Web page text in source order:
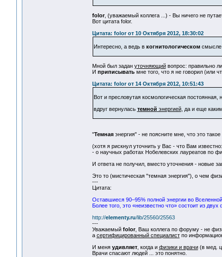
folor, (уважаемый коллега ...) - Вы ничего не
Вот цитата folor.
Цитата: folor от 10 Октября 2012, 18:30:02
Интересно, а ведь в когнитологическомсмысле
Мной был задан уточняющийвопрос: правильно
И приписыватьмне того, что я не говорил (или
Цитата: folor от 14 Октября 2012, 10:51:43
Вот и пресловутая космологическая
вдруг вернулась темной энергией, да и еще
"Темнаяэнергия" - не поясните мне, что это такое
(хотя я рискнул уточнить у Вас - что Вам известно:
- о научных работах Нобелевских лауреатов по
И ответа не получил, вместо уточнения - новые
Это то (мистическая "темная энергия"), о чем
---
Цитата:
Оставшиеся 90–95% полной энергии во
Более того, это «неизвестно что» состоит из двух
http://elementy.ru/lib/25560/25563
---
Уважаемый folor, Ваш коллега по форуму - не
а сертифицированный специалистпо
И меня удивляет, когда и физики и врачи(в мед.
Врачи спасают людей ... это понятно.